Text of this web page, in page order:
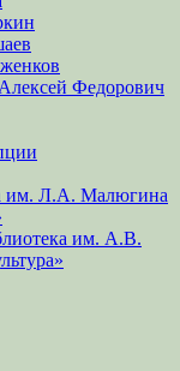
Федорович
им. Л.А. Малюгина
им. А.В.